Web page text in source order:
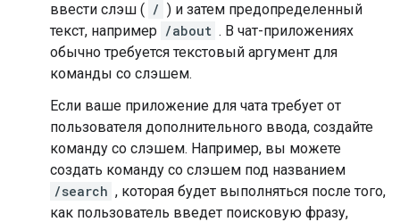
ввести слэш ( / ) и затем предопределенный
текст, например /about . В чат-приложениях
обычно требуется текстовый аргумент для
команды со слэшем.
Если ваше приложение для чата требует от
пользователя дополнительного ввода, создайте
команду со слэшем. Например, вы можете
создать команду со слэшем под названием
/search , которая будет выполняться после того,
как пользователь введет поисковую фразу,